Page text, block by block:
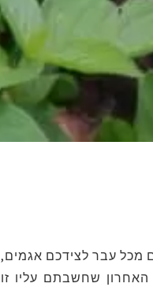
מכל עבר לצידכם אגמים,
שחשבתם עליו זו